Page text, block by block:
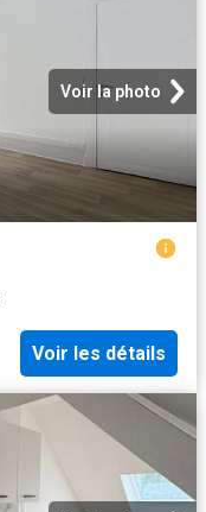
Voir la photo
Voir les détails